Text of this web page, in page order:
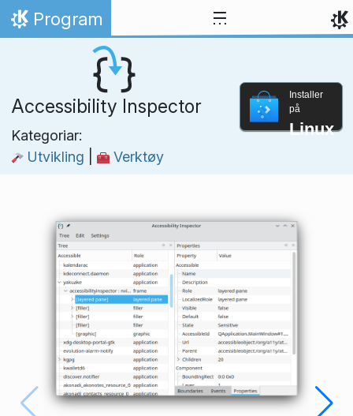
Hopp til innhaldet
Heim
Program
Accessibility Inspector
Kategoriar:
Utvikling
Verktøy
Installer
på
Linux